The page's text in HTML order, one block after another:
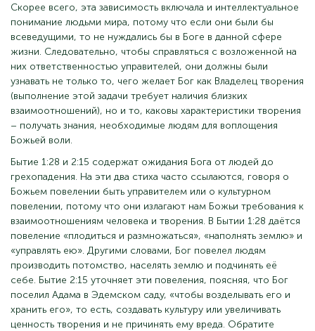
Скорее всего, эта зависимость включала и интеллектуальное
понимание людьми мира, потому что если они были бы
всеведущими, то не нуждались бы в Боге в данной сфере
жизни. Следовательно, чтобы справляться с возложенной на
них ответственностью управителей, они должны были
узнавать не только то, чего желает Бог как Владелец творения
(выполнение этой задачи требует наличия близких
взаимоотношений), но и то, каковы характеристики творения
– получать знания, необходимые людям для воплощения
Божьей воли.
Бытие 1:28 и 2:15 содержат ожидания Бога от людей до
грехопадения. На эти два стиха часто ссылаются, говоря о
Божьем повелении быть управителем или о культурном
повелении, потому что они излагают нам Божьи требования к
взаимоотношениям человека и творения. В Бытии 1:28 даётся
повеление «плодиться и размножаться», «наполнять землю» и
«управлять ею». Другими словами, Бог повелел людям
производить потомство, населять землю и подчинять её
себе. Бытие 2:15 уточняет эти повеления, поясняя, что Бог
поселил Адама в Эдемском саду, «чтобы возделывать его и
хранить его», то есть, создавать культуру или увеличивать
ценность творения и не причинять ему вреда. Обратите